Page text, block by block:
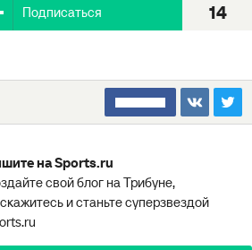
Подписаться 14
□□□□□□□□
на Sports.ru
свой блог на Трибуне,
и станьте суперзвездой